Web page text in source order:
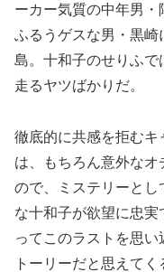
ーカー気質の中年男・
ふるうゲスな男・黒
島。十和子のせりふ
走るヤツばかりだ。
徹底的に共感を拒むキ
は、もちろん意外なオ
ので、ミステリーと
な十和子が欲望に忠
ってこのラストを思
トーリーだと思えて